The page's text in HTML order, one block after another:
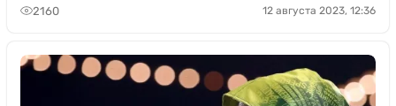
2160 12 августа 2023, 12:36